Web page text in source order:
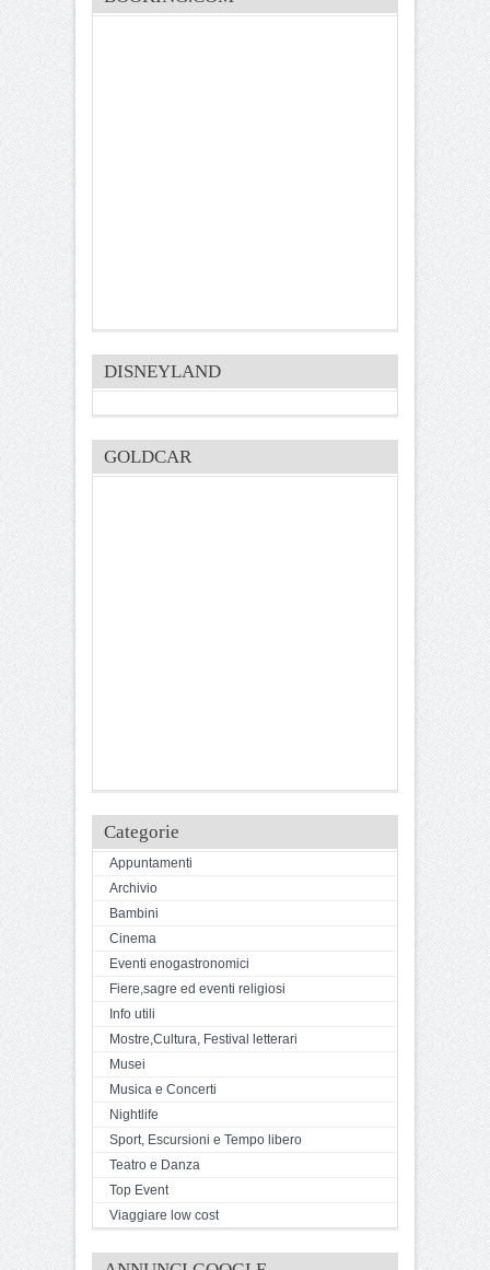
DISNEYLAND
GOLDCAR
Categorie
Appuntamenti
Archivio
Bambini
Cinema
Eventi enogastronomici
Fiere,sagre ed eventi religiosi
Info utili
Mostre,Cultura, Festival letterari
Musei
Musica e Concerti
Nightlife
Sport, Escursioni e Tempo libero
Teatro e Danza
Top Event
Viaggiare low cost